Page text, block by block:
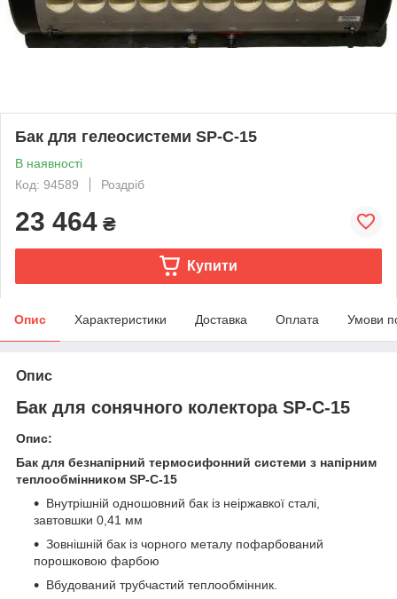
Бак для гелеосистеми SP-C-15
В наявності
Код: 94589
Роздріб
23 464 ₴
Купити
Опис Характеристики Доставка Оплата Умови
Опис
Бак для сонячного колектора SP-C-15
Опис:
Бак для безнапірний термосифонний системи з напірним
теплообмінником SP-C-15
Внутрішній одношовний бак із неіржавкої сталі,
завтовшки 0,41 мм
Зовнішній бак із чорного металу пофарбований
порошковою фарбою
Вбудований трубчастий теплообмінник.